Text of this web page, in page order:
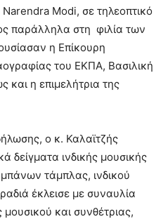
Modi, σε τηλεοπτικό
παράλληλα στη φιλία των
η Επίκουρη
του ΕΚΠΑ, Βασιλική
η επιμελήτρια της
ο κ. Καλαϊτζής
δείγματα ινδικής μουσικής
τάμπλας, ινδικού
έκλεισε με συναυλία
και συνθέτριας,